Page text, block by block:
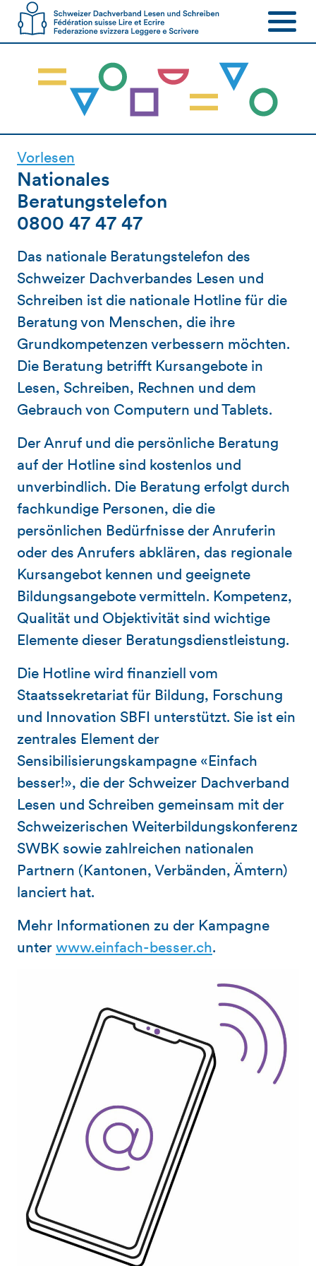
Vorlesen
Nationales
Beratungstelefon
0800 47 47 47
Das nationale Beratungstelefon des
Schweizer Dachverbandes Lesen und
Schreiben ist die nationale Hotline für die
Beratung von Menschen, die ihre
Grundkompetenzen verbessern möchten.
Die Beratung betrifft Kursangebote in
Lesen, Schreiben, Rechnen und dem
Gebrauch von Computern und Tablets.
Der Anruf und die persönliche Beratung
auf der Hotline sind kostenlos und
unverbindlich. Die Beratung erfolgt durch
fachkundige Personen, die die
persönlichen Bedürfnisse der Anruferin
oder des Anrufers abklären, das regionale
Kursangebot kennen und geeignete
Bildungsangebote vermitteln. Kompetenz,
Qualität und Objektivität sind wichtige
Elemente dieser Beratungsdienstleistung.
Die Hotline wird finanziell vom
Staatssekretariat für Bildung, Forschung
und Innovation SBFI unterstützt. Sie ist ein
zentrales Element der
Sensibilisierungskampagne «Einfach
besser!», die der Schweizer Dachverband
Lesen und Schreiben gemeinsam mit der
Schweizerischen Weiterbildungskonferenz
SWBK sowie zahlreichen nationalen
Partnern (Kantonen, Verbänden, Ämtern)
lanciert hat.
Mehr Informationen zu der Kampagne
unterwww.einfach-besser.ch.